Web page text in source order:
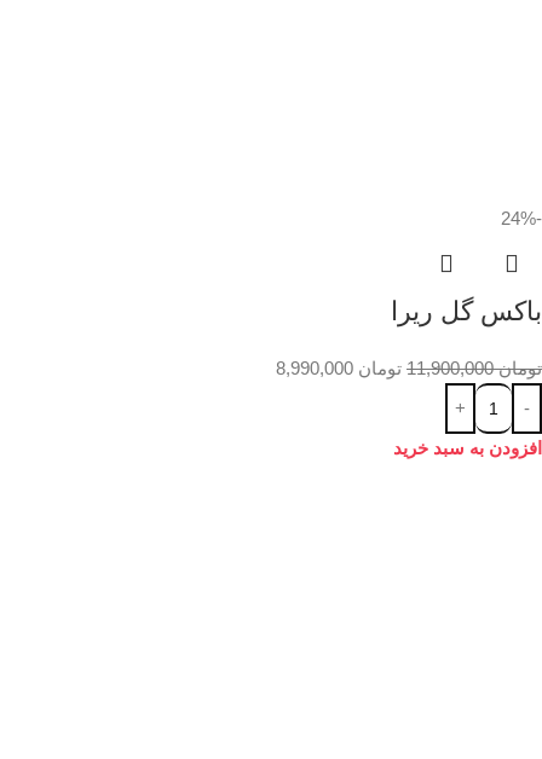
-24%
باکس گل ریرا
تومان11,900,000 تومان
افزودن به سبد خرید